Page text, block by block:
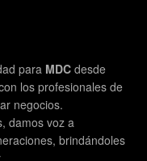
para MDC desde
los profesionales de
negocios.
damos voz a
brindándoles